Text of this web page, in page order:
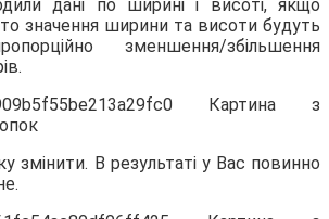
дані по ширині і висоті, якщо
то значення ширини та висоти будуть
зменшення/збільшення
змінити. В результаті у Вас повинно